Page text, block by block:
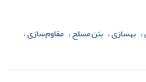
بهسازی بتن مسلح مقاوم‌سازی